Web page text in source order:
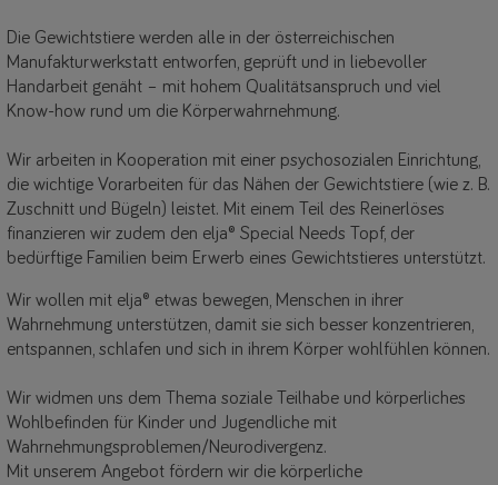
Die Gewichtstiere werden alle in der österreichischen
Manufakturwerkstatt entworfen, geprüft und in liebevoller
Handarbeit genäht – mit hohem Qualitätsanspruch und viel
Know-how rund um die Körperwahrnehmung.
Wir arbeiten in Kooperation mit einer psychosozialen Einrichtung,
die wichtige Vorarbeiten für das Nähen der Gewichtstiere (wie z. B.
Zuschnitt und Bügeln) leistet. Mit einem Teil des Reinerlöses
finanzieren wir zudem den elja® Special Needs Topf, der
bedürftige Familien beim Erwerb eines Gewichtstieres unterstützt.
Wir wollen mit elja® etwas bewegen, Menschen in ihrer
Wahrnehmung unterstützen, damit sie sich besser konzentrieren,
entspannen, schlafen und sich in ihrem Körper wohlfühlen können.
Wir widmen uns dem Thema soziale Teilhabe und körperliches
Wohlbefinden für Kinder und Jugendliche mit
Wahrnehmungsproblemen/Neurodivergenz.
Mit unserem Angebot fördern wir die körperliche